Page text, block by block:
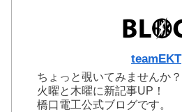
teamEKT
ちょっと覗いてみませんか？
火曜と木曜に新記事UP！
橋口電工公式ブログです。